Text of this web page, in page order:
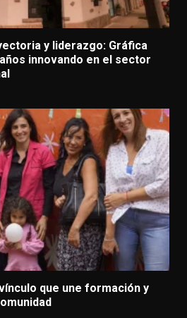
y liderazgo: Gráfica
innovando en el sector
vínculo que une formación y